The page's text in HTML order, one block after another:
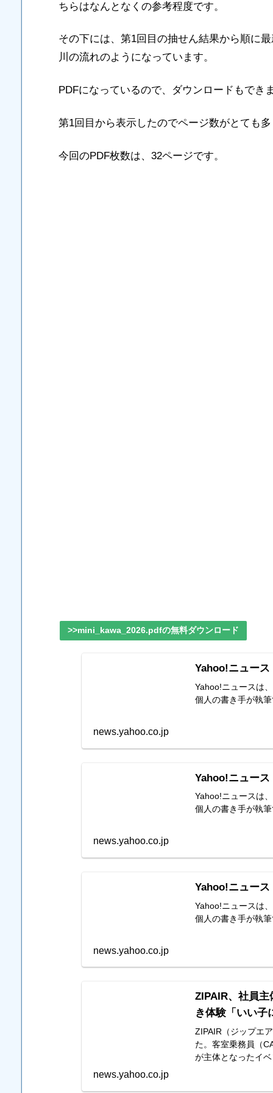
ちらはなんとなくの参考程度です。
その下には、第1回目の抽せん結果から順に
川の流れのようになっています。
PDFになっているので、ダウンロードもでき
第1回目から表示したのでページ数がとても
今回のPDF枚数は、32ページです。
>>mini_kawa_2026.pdfの無料ダウンロード
Yahoo!ニュース
Yahoo!ニュースは
個人の書き手が執
news.yahoo.co.jp
Yahoo!ニュース
Yahoo!ニュースは
個人の書き手が執
news.yahoo.co.jp
Yahoo!ニュース
Yahoo!ニュースは
個人の書き手が執
news.yahoo.co.jp
ZIPAIR、社員
き体験「いい
ZIPAIR（ジップエ
た。客室乗務員（
が主体となったイ
news.yahoo.co.jp